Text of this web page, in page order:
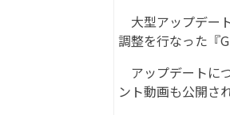
大型アップデー
調整を行なった『
アップデートに
ント動画も公開さ